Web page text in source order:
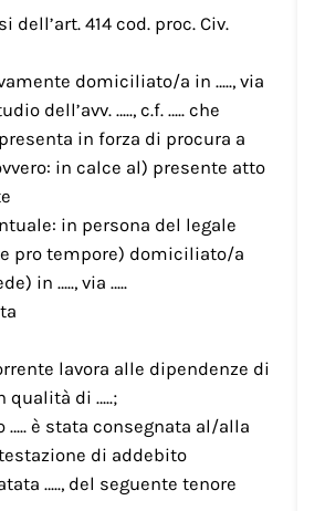
dell’art. 414 cod. proc. Civ.
domiciliato/a in ….., via
dell’avv. ….., c.f. ….. che
in forza di procura a
in calce al) presente atto
in persona del legale
pro tempore) domiciliato/a
in ….., via …..
lavora alle dipendenze di
qualità di …..;
….. è stata consegnata al/alla
di addebito
….., del seguente tenore